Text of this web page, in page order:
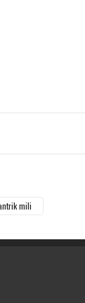
mili